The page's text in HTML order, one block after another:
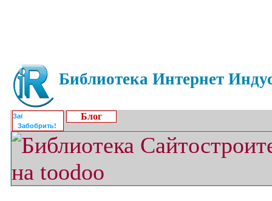
Библиотека Интернет
Забобрить!
Блог